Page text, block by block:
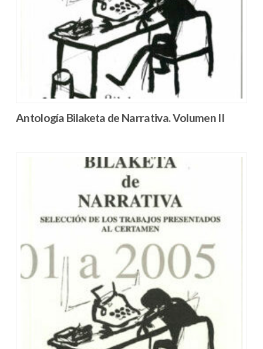
Antología Bilaketa de Narrativa. Volumen II